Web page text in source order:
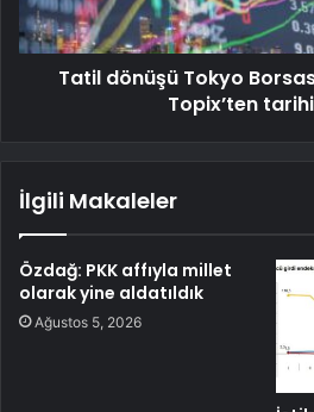
Tatil dönüşü Tokyo
Topix’ten
İlgili Makaleler
Özdağ: PKK affıyla millet
olarak yine aldatıldık
Ağustos 5, 2026